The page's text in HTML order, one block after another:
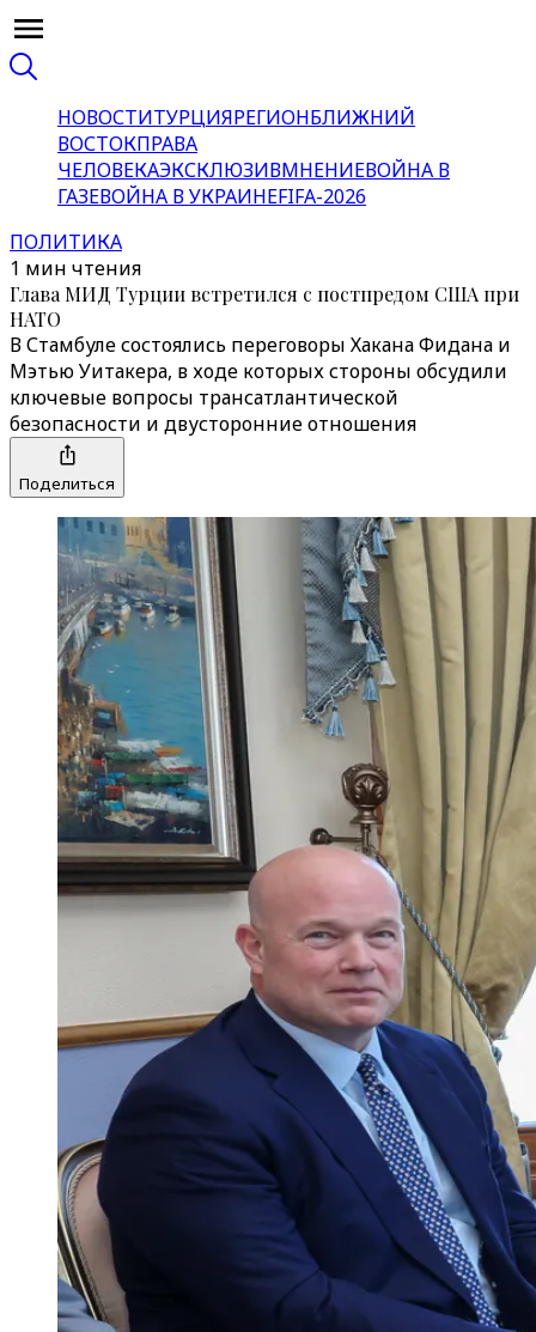
НОВОСТИТУРЦИЯРЕГИОНБЛИЖНИЙ
ВОСТОКПРАВА
ЧЕЛОВЕКАЭКСКЛЮЗИВМНЕНИЕВОЙНА В
ГАЗЕВОЙНА В УКРАИНЕFIFA-2026
ПОЛИТИКА
1 мин чтения
Глава МИД Турции встретился с постпредом США при
НАТО
В Стамбуле состоялись переговоры Хакана Фидана и
Мэтью Уитакера, в ходе которых стороны обсудили
ключевые вопросы трансатлантической
безопасности и двусторонние отношения
Поделиться